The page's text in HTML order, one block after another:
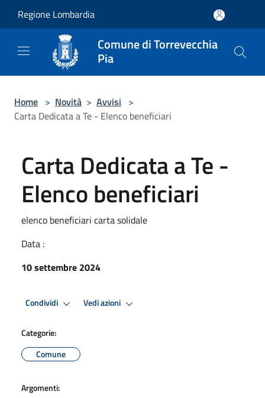
Regione Lombardia
Comune di Torrevecchia
Pia
Home > Novità > Avvisi >
Carta Dedicata a Te - Elenco beneficiari
Carta Dedicata a Te -
Elenco beneficiari
elenco beneficiari carta solidale
Data :
10 settembre 2024
Condividi Vedi azioni
Categorie:
Comune
Argomenti: